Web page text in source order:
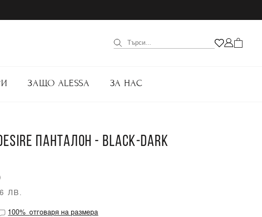
ЗАЩО ALESSA ЗА НАС
ПАНТАЛОН - BLACK-DARK
ЛВ.
100%отговаря на размера